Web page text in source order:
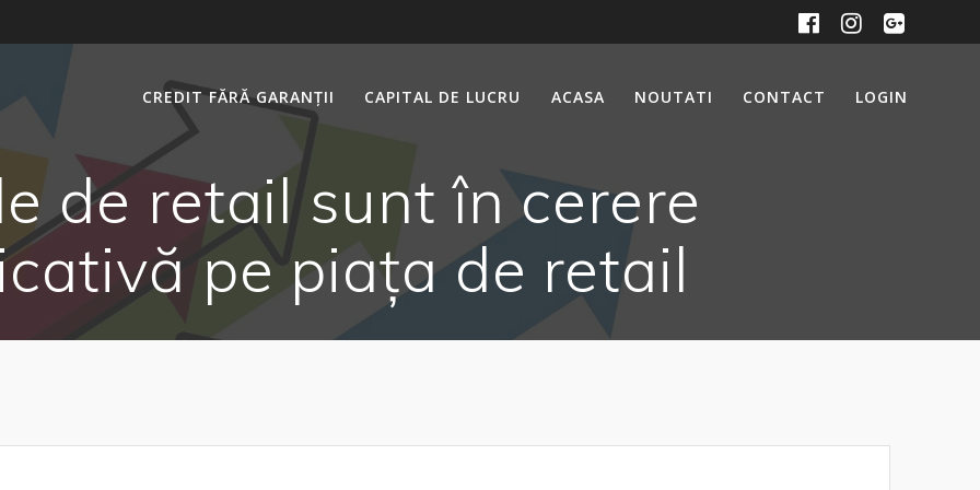
CREDIT FĂRĂ GARANȚII CAPITAL DE LUCRU ACASA NOUTATI CONTACT LOGIN
de retail sunt în cerere
pe piața de retail